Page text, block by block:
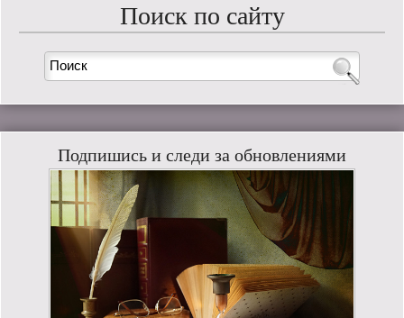
Поиск по сайту
Подпишись и следи за обновлениями